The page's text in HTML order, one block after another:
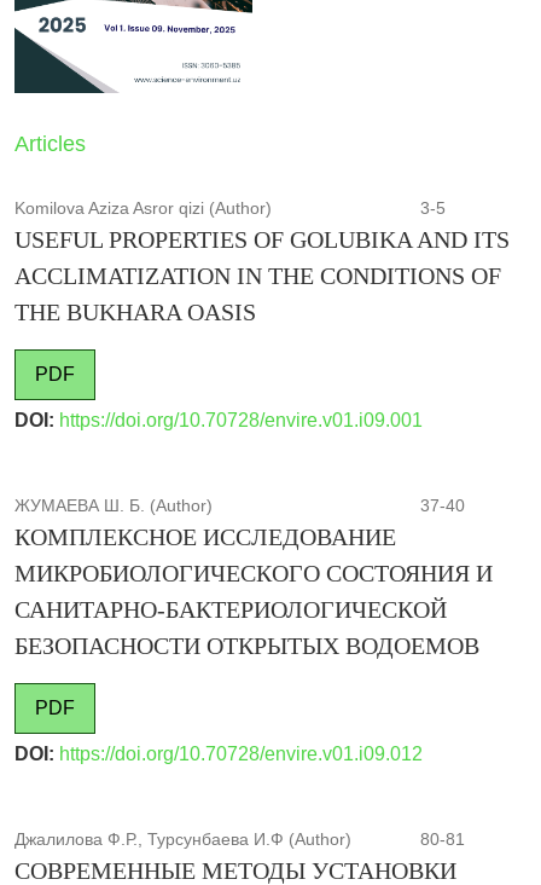
Articles
Komilova Aziza Asror qizi (Author) 3-5
USEFUL PROPERTIES OF GOLUBIKA AND ITS
ACCLIMATIZATION IN THE CONDITIONS OF
THE BUKHARA OASIS
PDF
DOI: https://doi.org/10.70728/envire.v01.i09.001
ЖУМАЕВА Ш. Б. (Author) 37-40
КОМПЛЕКСНОЕ ИССЛЕДОВАНИЕ
МИКРОБИОЛОГИЧЕСКОГО СОСТОЯНИЯ И
САНИТАРНО-БАКТЕРИОЛОГИЧЕСКОЙ
БЕЗОПАСНОСТИ ОТКРЫТЫХ ВОДОЕМОВ
PDF
DOI: https://doi.org/10.70728/envire.v01.i09.012
Джалилова Ф.Р., Турсунбаева И.Ф (Author) 80-81
СОВРЕМЕННЫЕ МЕТОДЫ УСТАНОВКИ